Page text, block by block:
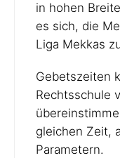
in hohen
es sich, die
Liga Mekkas
Gebetszeiten
Rechtsschule
gleichen Zeit,
Parametern.